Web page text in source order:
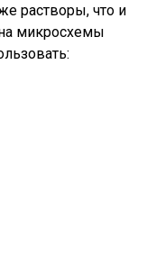
растворы, что и
микросхемы